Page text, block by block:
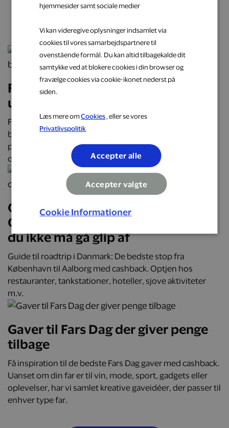
næste oplevelse
Få cashback på hverdagens
udgifter hos populære brands
Få cashback på hverdagens udgifter hos over 2.000
butikker, restauranter og webshops. Optjen automatisk
penge tilbage på alt fra mad og transport til mode, bolig
og faste abonnementer.
Oplev Danmark på roadtrip:
Oplevelser, mad og overnatninger,
du ikke må gå glip af
Guide til roadtrip i Danmark: De bedste stop fra
København til Aalborg med cashback. Optjen hos
restauranter, tankstationer, hoteller, sjove aktiviteter
m.v.
Gaver til Fars Dag der giver penge
tilbage
Få inspiration til de bedste Fars Dag gaver med cashback.
Uanset om din far er til vin, mode, sport, gadgets eller
oplevelser, har vi samlet kreative gaveidéer, der passer til
enhver type far.
hjemmesider samt sociale medier
Vi kan videregive oplysninger indsamlet via
cookies til vores samarbejdspartnere til
ovenstående formål. Du kan altid tilbagekalde dit
samtykke ved at blokere cookies i din browser og
fravælge cookies via cookie-ikonet nederst på
siden.
Læs mere omCookies , eller se vores
Privatlivspolitik
Accepter alle
Accepter valgte
Cookie Informationer